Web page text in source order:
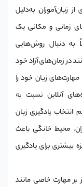
زبان‌آموزان به‌دلیل
زمانی و مکانی یک
به دنبال روش‌هایی
در زمان‌های آزاد خود
زبان خود را
آنلاین نسبت به
یادگیری زبان
محیط خانگی باعث
بیشتری برای یادگیری
بر مهارت خاصی مانند